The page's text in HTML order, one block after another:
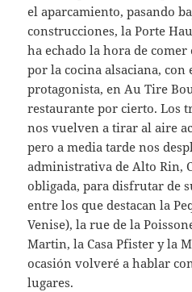
el aparcamiento, pasando
construcciones, la Porte
ha echado la hora de
por la cocina alsaciana, con
protagonista, en Au Tire
restaurante por cierto. Los
nos vuelven a tirar al aire
pero a media tarde nos
administrativa de Alto Rin,
obligada, para disfrutar de
entre los que destacan la
Venise), la rue de la
Martin, la Casa Pfister y la
ocasión volveré a hablar
lugares.